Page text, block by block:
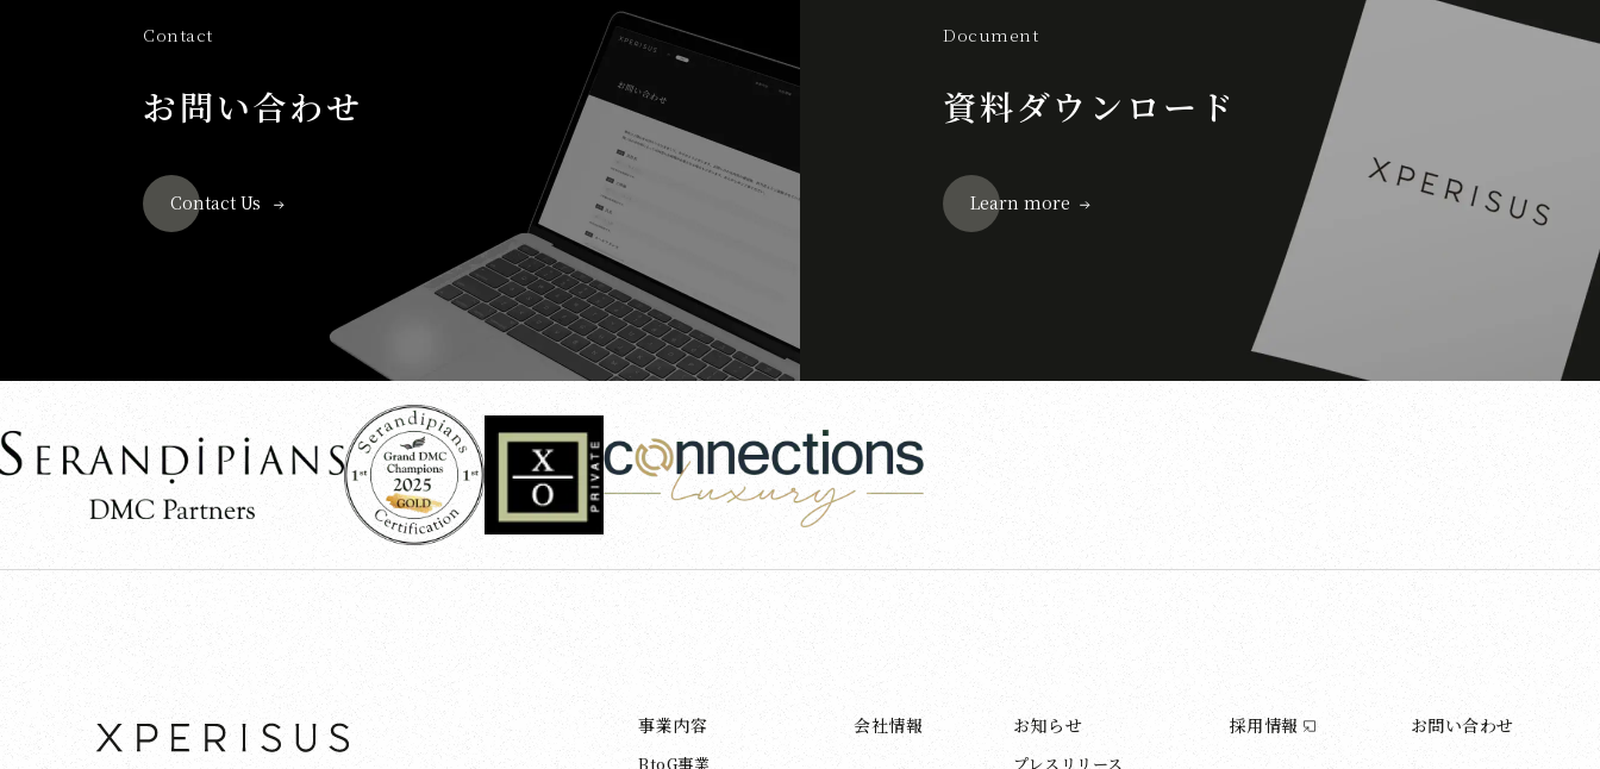
Contact
お問い合わせ
Contact Us
Document
資料ダウンロード
Learn more
事業内容
BtoG事業
会社情報 お知らせ
プレスリリース
採用情報 お問い合わせ